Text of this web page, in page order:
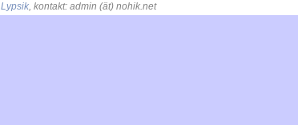
Lypsik, kontakt: admin (ät) nohik.net, t = 0.0029821395874023 s